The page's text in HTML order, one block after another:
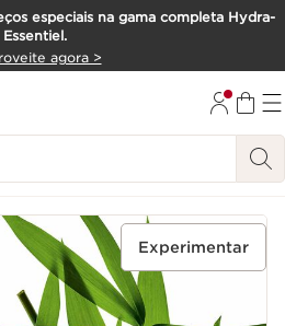
especiais na gama completa Hydra-
Essentiel.
agora >
Experimentar